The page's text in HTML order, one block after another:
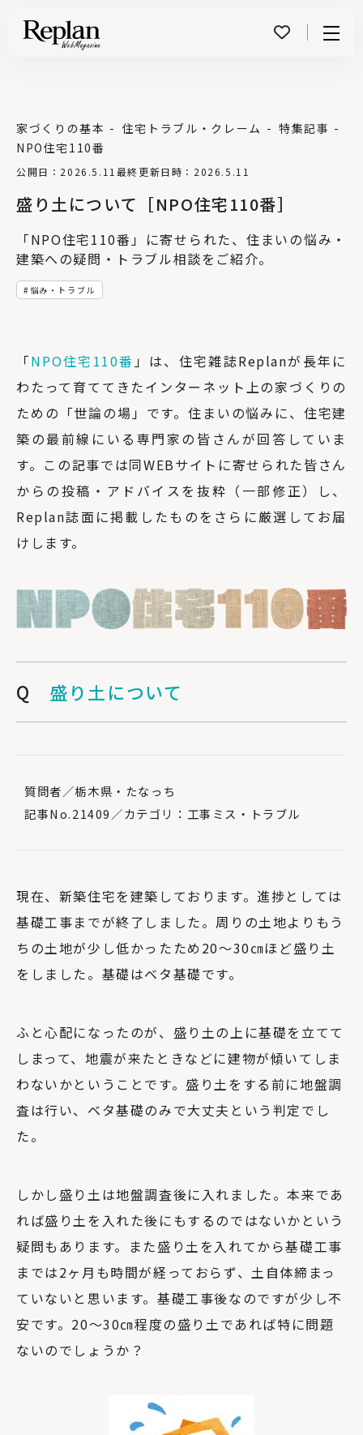
盛り土について［NPO住宅110番］
公開日：2026.5.11 最終更新日時：2026.5.11
家づくりの基本 住宅トラブル・クレーム
特集記事
NPO住宅110番
悩み・トラブル
「NPO住宅110番」に寄せられた、住まいの悩み・
建築への疑問・トラブル相談をご紹介。
「NPO住宅110番 」は、住宅雑誌Replanが長年に
わたって育ててきたインターネット上の家づくりの
ための「世論の場」です。住まいの悩みに、住宅建
築の最前線にいる専門家の皆さんが回答していま
す。この記事では同WEBサイトに寄せられた皆さん
からの投稿・アドバイスを抜粋（一部修正）し、
Replan誌面に掲載したものをさらに厳選してお届
けします。
Q 盛り土について
質問者／栃木県・たなっち
記事No.21409 ／カテゴリ：工事ミス・トラブル
現在、新築住宅を建築しております。進捗としては
基礎工事までが終了しました。周りの土地よりもう
ちの土地が少し低かったため20〜30㎝ほど盛り土
をしました。基礎はベタ基礎です。
ふと心配になったのが、盛り土の上に基礎を立てて
しまって、地震が来たときなどに建物が傾いてしま
わないかということです。盛り土をする前に地盤調
査は行い、ベタ基礎のみで大丈夫という判定でし
た。
しかし盛り土は地盤調査後に入れました。本来であ
れば盛り土を入れた後にもするのではないかという
疑問もあります。また盛り土を入れてから基礎工事
までは2ヶ月も時間が経っておらず、土自体締まっ
ていないと思います。基礎工事後なのですが少し不
安です。20〜30㎝程度の盛り土であれば特に問題
ないのでしょうか？